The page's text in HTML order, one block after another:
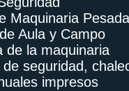
Maquinaria Pesada
Aula y Campo
de la maquinaria
seguridad,
impresos